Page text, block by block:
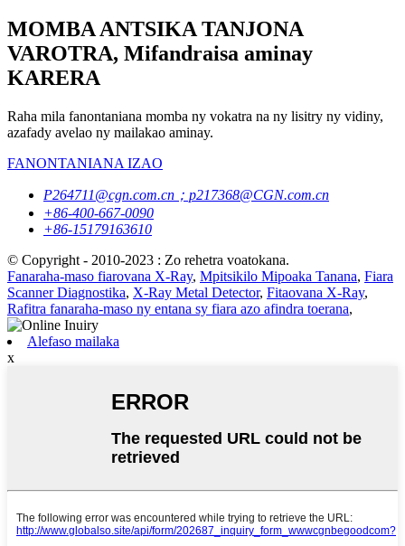
MOMBA ANTSIKA TANJONA
VAROTRA, Mifandraisa aminay
KARERA
Raha mila fanontaniana momba ny vokatra na ny lisitry ny vidiny,
azafady avelao ny mailakao aminay.
FANONTANIANA IZAO
P264711@cgn.com.cn；p217368@CGN.com.cn
+86-400-667-0090
+86-15179163610
© Copyright - 2010-2023 : Zo rehetra voatokana.
Fanaraha-maso fiarovana X-Ray, Mpitsikilo Mipoaka Tanana, Fiara
Scanner Diagnostika, X-Ray Metal Detector, Fitaovana X-Ray,
Rafitra fanaraha-maso ny entana sy fiara azo afindra toerana,
Alefaso mailaka
x